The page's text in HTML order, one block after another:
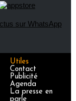
Utiles
Contact
Publicité
Agenda
La presse en
parle